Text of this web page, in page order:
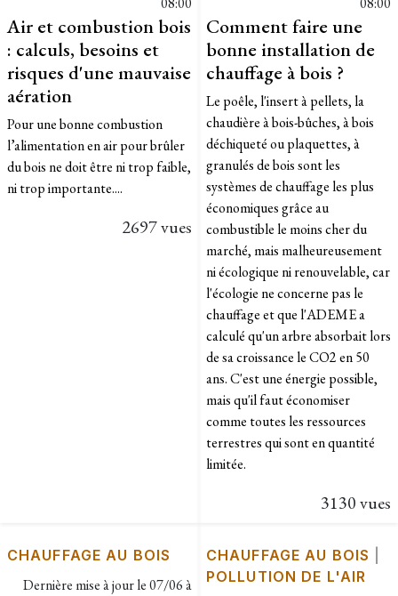
Air et combustion bois
: calculs, besoins et
risques d'une mauvaise
aération
Pour une bonne combustion
l’alimentation en air pour brûler
du bois ne doit être ni trop faible,
ni trop importante....
2697 vues
Comment faire une
bonne installation de
chauffage à bois ?
Le poêle, l'insert à pellets, la
chaudière à bois-bûches, à bois
déchiqueté ou plaquettes, à
granulés de bois sont les
systèmes de chauffage les plus
économiques grâce au
combustible le moins cher du
marché, mais malheureusement
ni écologique ni renouvelable, car
l'écologie ne concerne pas le
chauffage et que l'ADEME a
calculé qu'un arbre absorbait lors
de sa croissance le CO2 en 50
ans. C'est une énergie possible,
mais qu'il faut économiser
comme toutes les ressources
terrestres qui sont en quantité
limitée.
3130 vues
CHAUFFAGE AU BOIS
Dernière mise à jour le07/06 à
CHAUFFAGE AU BOIS
POLLUTION DE L'AIR